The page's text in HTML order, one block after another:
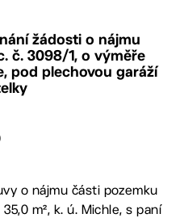
žádosti o nájmu
č. 3098/1, o výměře
pod plechovou garáží
o nájmu části pozemku
m², k. ú. Michle, s paní